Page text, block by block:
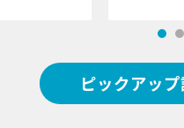
ピックアッ